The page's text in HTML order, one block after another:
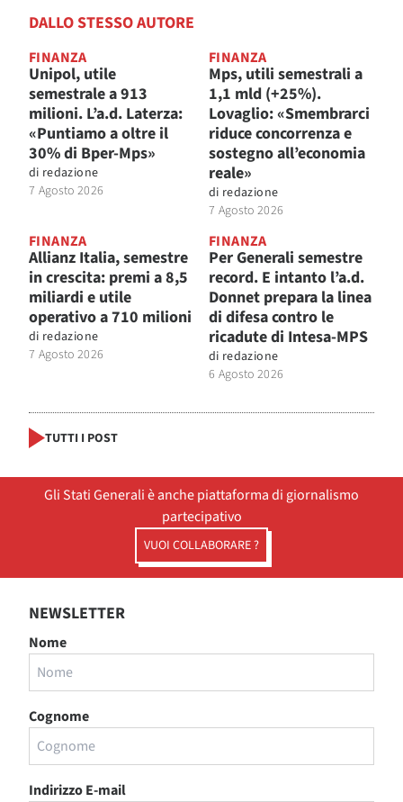
DALLO STESSO AUTORE
FINANZA
Unipol, utile
semestrale a 913
milioni. L’a.d. Laterza:
«Puntiamo a oltre il
30% di Bper-Mps»
di redazione
7 Agosto 2026
FINANZA
Mps, utili semestrali a
1,1 mld (+25%).
Lovaglio: «Smembrarci
riduce concorrenza e
sostegno all’economia
reale»
di redazione
7 Agosto 2026
FINANZA
Allianz Italia, semestre
in crescita: premi a 8,5
miliardi e utile
operativo a 710 milioni
di redazione
7 Agosto 2026
FINANZA
Per Generali semestre
record. E intanto l’a.d.
Donnet prepara la linea
di difesa contro le
ricadute di Intesa-MPS
di redazione
6 Agosto 2026
TUTTI I POST
Gli Stati Generali è anche piattaforma di giornalismo
partecipativo
VUOI COLLABORARE ?
NEWSLETTER
Nome
Cognome
Indirizzo E-mail